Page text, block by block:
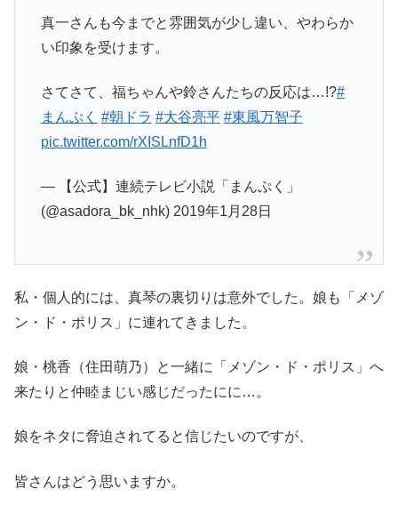
真一さんも今までと雰囲気が少し違い、やわらか
い印象を受けます。
さてさて、福ちゃんや鈴さんたちの反応は…!?#
まんぷく #朝ドラ #大谷亮平 #東風万智子
pic.twitter.com/rXISLnfD1h
— 【公式】連続テレビ小説「まんぷく」
(@asadora_bk_nhk) 2019年1月28日
私・個人的には、真琴の裏切りは意外でした。娘も「メゾ
ン・ド・ポリス」に連れてきました。
娘・桃香（住田萌乃）と一緒に「メゾン・ド・ポリス」へ
来たりと仲睦まじい感じだったにに…。
娘をネタに脅迫されてると信じたいのですが、
皆さんはどう思いますか。